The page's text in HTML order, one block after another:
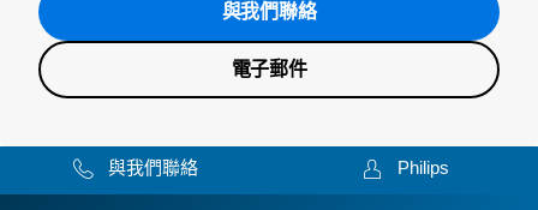
與我們聯絡
電子郵件
與我們聯絡 Philips